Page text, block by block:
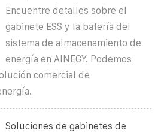
Encuentre detalles sobre el
gabinete ESS y la batería del
sistema de almacenamiento de
energía en AINEGY. Podemos
comercial de
Soluciones de gabinetes de